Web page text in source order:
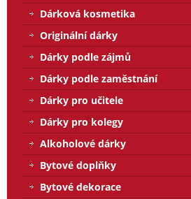
Dárková kosmetika
Originální dárky
Dárky podle zájmů
Dárky podle zaměstnání
Dárky pro učitele
Dárky pro kolegy
Alkoholové dárky
Bytové doplňky
Bytové dekorace